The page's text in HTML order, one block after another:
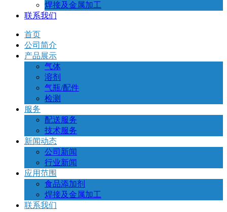
焊接及金属加工
联系我们
首页
公司简介
产品展示
气体
溶剂
气瓶/配件
检测
服务
配送服务
技术服务
新闻动态
公司新闻
行业新闻
应用范围
食品添加剂
焊接及金属加工
联系我们